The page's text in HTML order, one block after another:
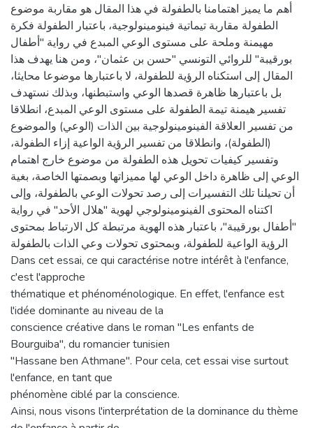
أهم ما يميز اهتمامنا بالطفولة في هذا المقال هو مقاربة موضوع
الطفولة مقاربة تيماتية فينومينولوجية، باعتبار الطفولة فكرة
مهيمنة وملحة على مستوى الوعي المبدع في رواية "أطفال
بورقيبة" للروائي التونسي "حسن بن عثمان"، ومن هنا يهدف هذا
المقال إلى استكناه الرؤية للطفولة، لا باعتبارها موضوعا محايثا،
بل باعتبارها ظاهرة قصدها الوعي واستبطنها، وبذلك نستهدف
تفسير هيمنة تيمة الطفولة على مستوى الوعي المبدع، انطلاقا
من تفسير العلاقة الفينومينولوجية بين الذات (الوعي) والموضوع
(الطفولة)، وانطلاقا من تفسير الرؤية الواعية إزاء الطفولة،
وتفسير كيفيات تحويل هذه الطفولة من موضوع خارج اهتمام
الوعي إلى ظاهرة داخل الوعي لها مميزاتها وبصمتها الخاصة، بغية
أن تحيلنا تلك التفسيرات إلى رصد تحولات الوعي بالطفولة، وإلى
اكتناه المحتوى الفينومينولوجي لهوية "هلال الأحد" في رواية
"أطفال بورقيبة"، باعتبار هذه الهوية مرتبطة كل الارتباط بمحتوى
الرؤية الواعية للطفولة، وبمحتوى تحولات وعي الذات بالطفولة
Dans cet essai, ce qui caractérise notre intérêt à l'enfance,
c'est l'approche
thématique et phénoménologique. En effet, l'enfance est
l'idée dominante au niveau de la
conscience créative dans le roman "Les enfants de
Bourguiba", du romancier tunisien
"Hassane ben Athmane". Pour cela, cet essai vise surtout
l'enfance, en tant que
phénomène ciblé par la conscience.
Ainsi, nous visons l'interprétation de la dominance du thème